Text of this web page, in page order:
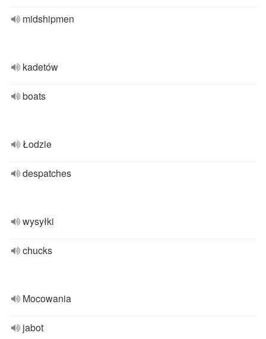
midshipmen
kadetów
boats
Łodzie
despatches
wysyłki
chucks
Mocowania
jabot